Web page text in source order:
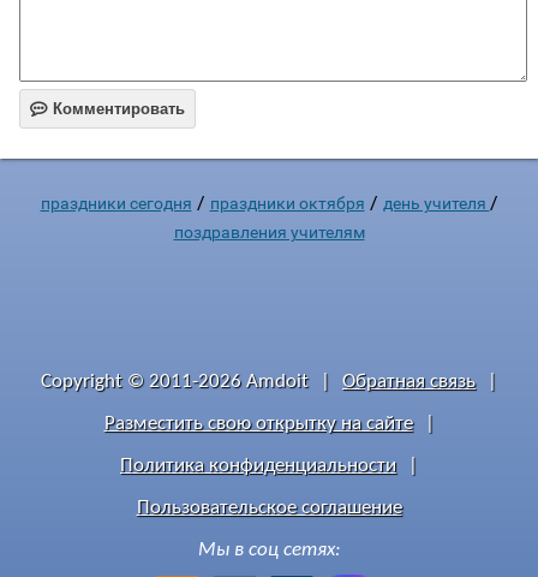
 Комментировать
праздники сегодня / праздники октября / день учителя /
поздравления учителям
Copyright © 2011-2026 Amdoit Обратная связь
Разместить свою открытку на сайте
Политика конфиденциальности
Пользовательское соглашение
Мы в соц сетях: